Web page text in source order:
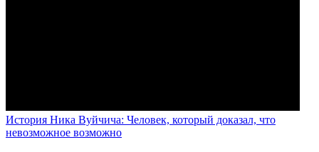
История Ника Вуйчича: Человек, который доказал, что
невозможное возможно